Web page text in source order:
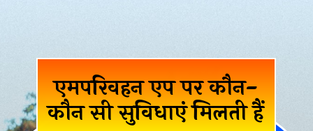
एमपरिवहन एप पर कौन-
कौन सी सुविधाएं मिलती हैं